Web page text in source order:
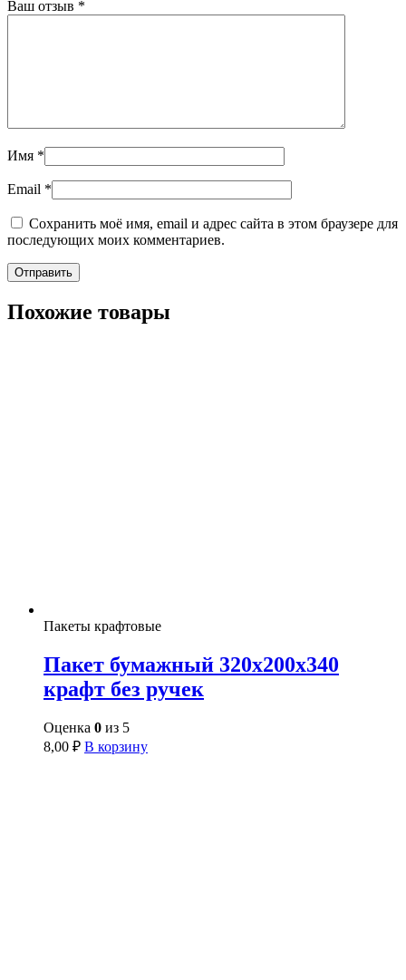
Ваш отзыв *
Имя *
Email *
Сохранить моё имя, email и адрес сайта в этом браузере для
последующих моих комментариев.
Похожие товары
Пакеты крафтовые
Пакет бумажный 320х200х340
крафт без ручек
Оценка 0 из 5
8,00 ₽ В корзину